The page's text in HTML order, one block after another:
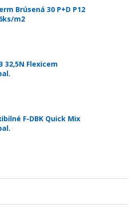
Brúsená 30 P+D P12
m2
32,5N Flexicem
F-DBK Quick Mix